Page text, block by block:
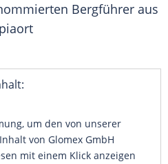
Bergführer aus
um den von unserer
von Glomex GmbH
mit einem Klick anzeigen